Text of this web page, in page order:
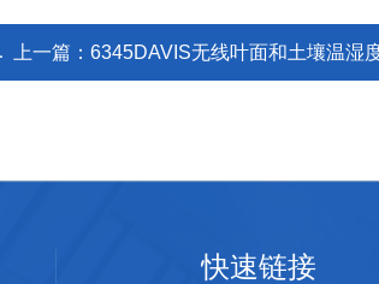
上一篇： 6345DAVIS无线叶面和土壤温湿
快速链接